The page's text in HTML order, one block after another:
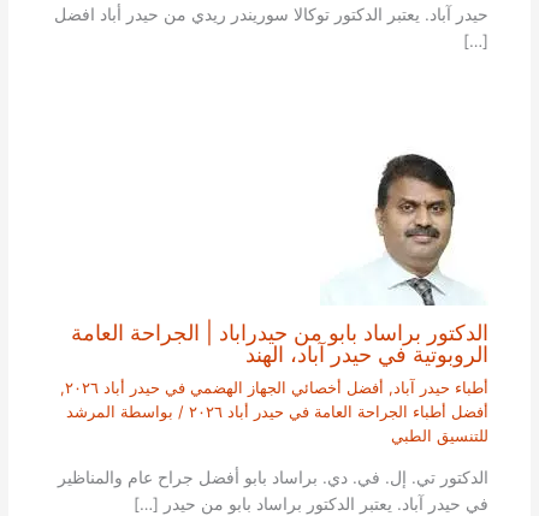
حيدر آباد. يعتبر الدكتور توكالا سوريندر ريدي من حيدر أباد افضل
[…]
الدكتور براساد بابو من حيدراباد | الجراحة العامة
الروبوتية في حيدر آباد، الهند
أطباء حيدر آباد , أفضل أخصائي الجهاز الهضمي في حيدر أباد ٢٠٢٦
,
أفضل أطباء الجراحة العامة في حيدر أباد ٢٠٢٦
/ بواسطة المرشد
للتنسيق الطبي
الدكتور تي. إل. في. دي. براساد بابو أفضل جراح عام والمناظير
في حيدر آباد. يعتبر الدكتور براساد بابو من حيدر […]